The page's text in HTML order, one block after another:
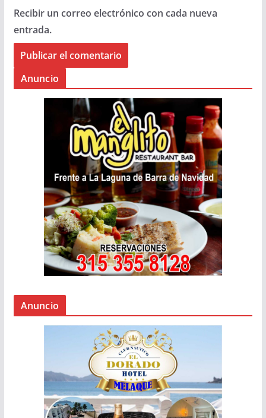
Recibir un correo electrónico con cada nueva
entrada.
Anuncio
Anuncio